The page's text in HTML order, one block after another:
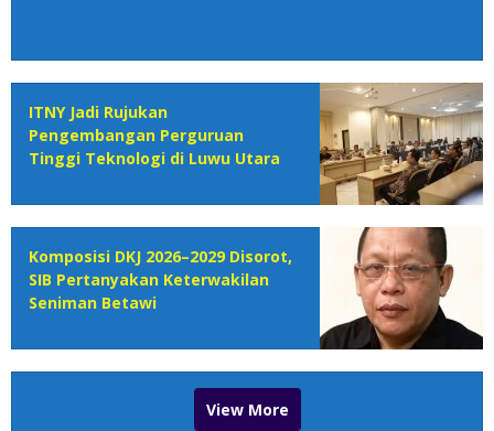
ITNY Jadi Rujukan
Pengembangan Perguruan
Tinggi Teknologi di Luwu Utara
Komposisi DKJ 2026–2029 Disorot,
SIB Pertanyakan Keterwakilan
Seniman Betawi
View More